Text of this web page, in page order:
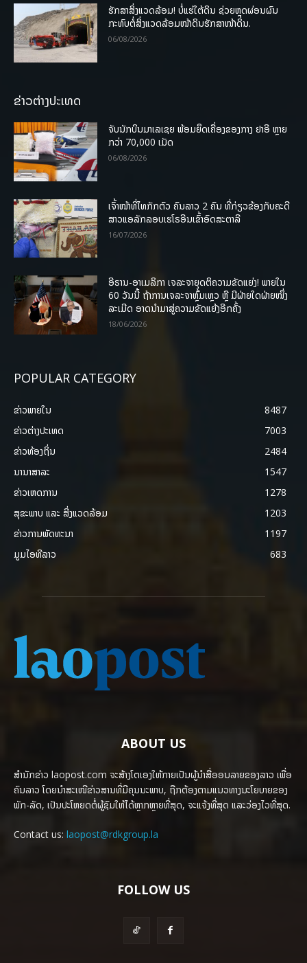
ຮັກສາສິ່ງແວດລ້ອມ! ບໍ່ແຮ່ໃຕ້ດິນ ຊ່ວຍຫຼຸດຜ່ອນຜົນ
ກະທົບຕໍ່ສິ່ງແວດລ້ອມໜ້າດິນຮັກສາໜ້າດິນ.
06/08/2026
ຂ່າວຕ່າງປະເທດ
ຈັບນັກບິນມາເລເຊຍ ພ້ອມຍຶດເຄື່ອງຂອງກາງ ຢາອີ ຫຼາຍ
ກວ່າ 70,000 ເມັດ
06/08/2026
ເຈົ້າໜ້າທີ່ໄທກັກຕົວ ຄົນລາວ 2 ຄົນ ທີ່ກ່ຽວຂ້ອງກັບຄະດີ
ສາວແອລັກລອບເຮໂຣອີນເຂົ້າອົດສະຕາລີ
16/07/2026
ອີຣານ-ອາເມລິກາ ເຈລະຈາຍຸດຕິຄວາມຂັດແຍ່ງ! ພາຍໃນ
60 ວັນນີ້ ຖ້າການເຈລະຈາຫຼົ້ມເຫຼວ ຫຼື ມີຝ່າຍໃດຝ່າຍໜຶ່ງ
ລະເມີດ ອາດນໍາມາສູ່ຄວາມຂັດແຍ້ງອີກຄັ້ງ
18/06/2026
POPULAR CATEGORY
ຂ່າວພາຍ​ໃນ
8487
ຂ່າວຕ່າງປະເທດ
7003
ຂ່າວທ້ອງຖິ່ນ
2484
ນານາສາລະ
1547
ຂ່າວເຫດການ
1278
ສຸຂະພາບ ແລະ ສີ່ງແວດລ້ອມ
1203
ຂ່າວການພັດທະນາ
1197
ມູມໄອທີລາວ
683
ABOUT US
ສຳນັກຂ່າວ laopost.com ຈະສ້າງໂຕເອງໃຫ້ກາຍເປັນຜູ້ນຳສື່ອອນລາຍຂອງລາວ ເພື່ອ
ຄົນລາວ ໂດຍນຳສະເໜີຂ່າວສານທີ່ມີຄຸນນະພາບ, ຖືກຕ້ອງຕາມແນວທາງນະໂຍບາຍຂອງ
ພັກ-ລັດ, ເປັນປະໂຫຍດຕໍ່ຜູ້ຊົມໃຫ້ໄດ້ຫຼາກຫຼາຍທີ່ສຸດ, ຈະແຈ້ງທີ່ສຸດ ແລະວ່ອງໄວທີ່ສຸດ.
Contact us: laopost@rdkgroup.la
FOLLOW US